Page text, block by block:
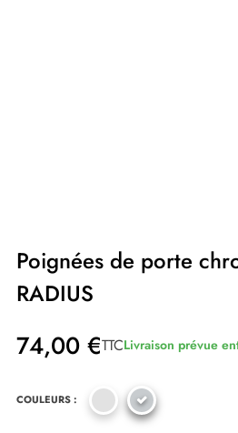
Poignées de porte
RADIUS
74,00 €TTCLivraison prévue
COULEURS :